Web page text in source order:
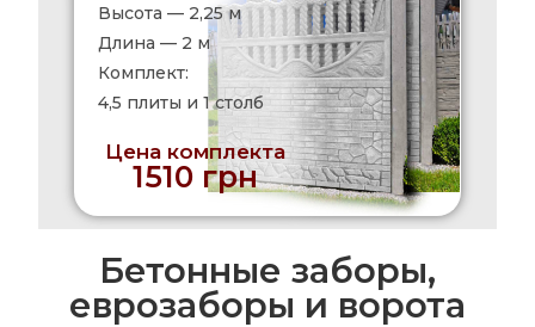
Высота — 2,25 м
Длина — 2 м
Комплект:
4,5 плиты и 1 столб
Цена комплекта
1510 грн
Бетонные заборы,
еврозаборы и ворота